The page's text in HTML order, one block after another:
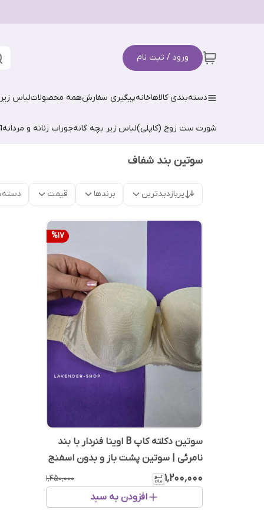
ورود / ثبت نام
دسته‌بندی کالاهاخانهپیگیری سفارشهمه محصولاتلباس
شورت ست زوج (کاپلی)لباس زیر بچه گانهجوراب زنانه و مردانه
سوتین بند شفاف
پربازدیدترین برندها قیمت
%17
سوتین دکلته کاپ B اوینا فنردار با بند
نامرئی | سوتین پشت باز و بدون اسفنج
۱٬۲۰۰٬۰۰۰ ۱٬۴۵۰٬۰۰۰
افزودن به سبد